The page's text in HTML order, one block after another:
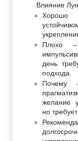
Влияние
Хорошо
Плохо –
день
подхода.
Почему
желание
но